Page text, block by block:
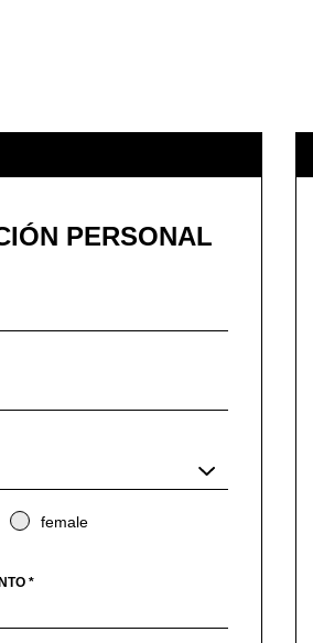
PERSONAL
female
*